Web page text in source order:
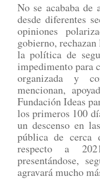
No se acababa de
desde diferentes
opiniones
gobierno,
la política de
impedimento para
organizada y
mencionan,
Fundación Ideas
los primeros 100
un descenso en
pública de
respecto a
presentándose,
agravará mucho